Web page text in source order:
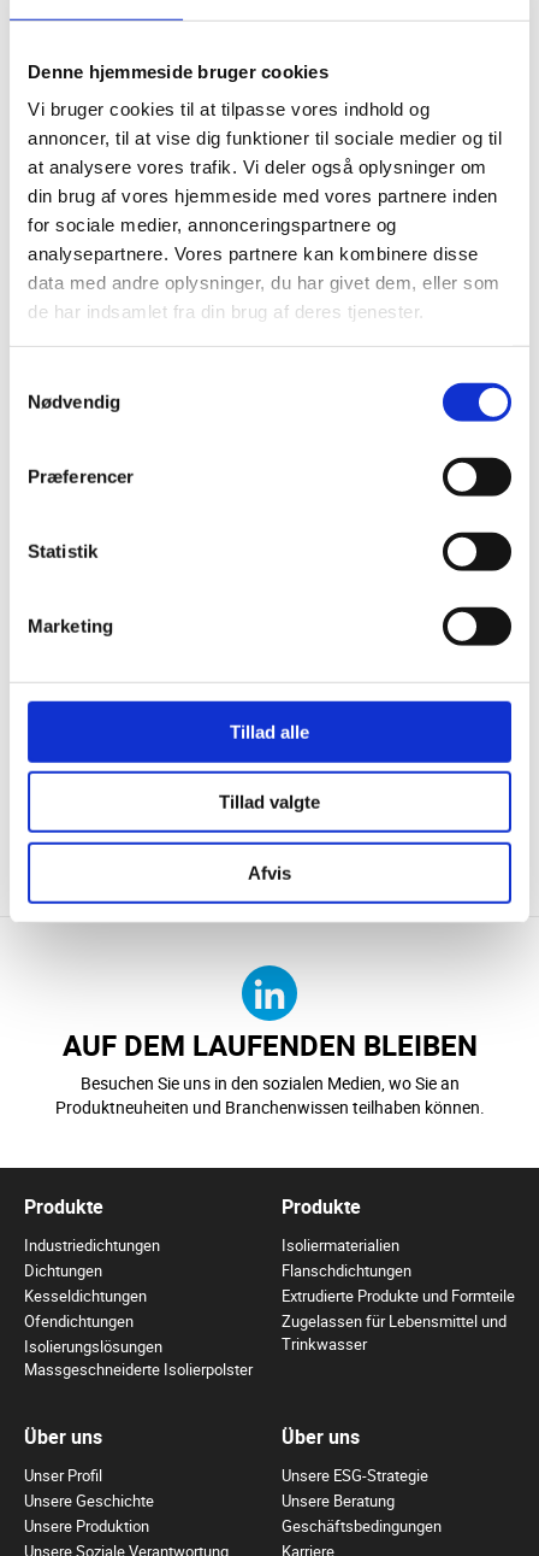
Denne hjemmeside bruger cookies
Vi bruger cookies til at tilpasse vores indhold og
annoncer, til at vise dig funktioner til sociale medier og til
at analysere vores trafik. Vi deler også oplysninger om
din brug af vores hjemmeside med vores partnere inden
for sociale medier, annonceringspartnere og
analysepartnere. Vores partnere kan kombinere disse
data med andre oplysninger, du har givet dem, eller som
de har indsamlet fra din brug af deres tjenester.
Nødvendig
Præferencer
Statistik
Marketing
Tillad alle
Tillad valgte
Afvis
Schaumstoffeinlage für alle Werkzeuge
KONTAKT DOWNLOAD
AUF DEM LAUFENDEN BLEIBEN
Besuchen Sie uns in den sozialen Medien, wo Sie an
Produktneuheiten und Branchenwissen teilhaben können.
Produkte
Industriedichtungen
Dichtungen
Kesseldichtungen
Ofendichtungen
Isolierungslösungen
Massgeschneiderte Isolierpolster
Produkte
Isoliermaterialien
Flanschdichtungen
Extrudierte Produkte und Formteile
Zugelassen für Lebensmittel und
Trinkwasser
Über uns
Unser Profil
Unsere Geschichte
Unsere Produktion
Unsere Soziale Verantwortung
Über uns
Unsere ESG-Strategie
Unsere Beratung
Geschäftsbedingungen
Karriere